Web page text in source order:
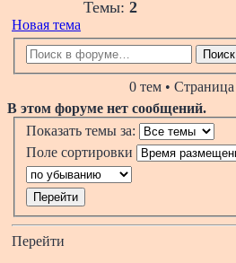
Темы: 2
Новая тема
Поиск
0 тем • Страница
В этом форуме нет сообщений.
Показать темы за:
Поле сортировки
Перейти